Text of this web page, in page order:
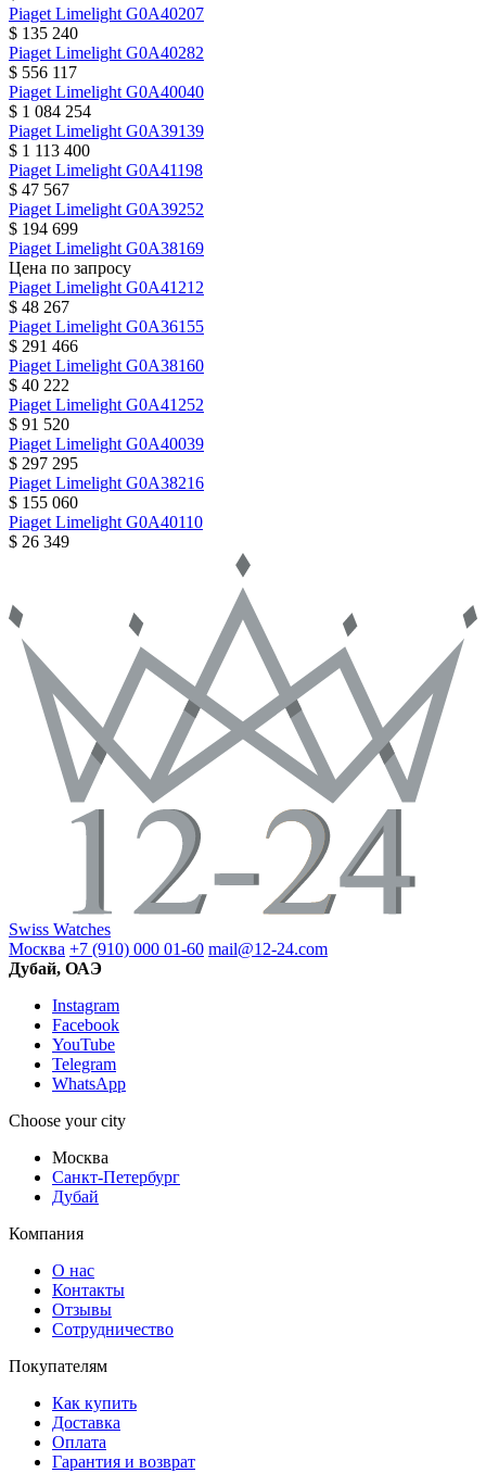
Piaget Limelight G0A40207
$ 135 240
Piaget Limelight G0A40282
$ 556 117
Piaget Limelight G0A40040
$ 1 084 254
Piaget Limelight G0A39139
$ 1 113 400
Piaget Limelight G0A41198
$ 47 567
Piaget Limelight G0A39252
$ 194 699
Piaget Limelight G0A38169
Цена по запросу
Piaget Limelight G0A41212
$ 48 267
Piaget Limelight G0A36155
$ 291 466
Piaget Limelight G0A38160
$ 40 222
Piaget Limelight G0A41252
$ 91 520
Piaget Limelight G0A40039
$ 297 295
Piaget Limelight G0A38216
$ 155 060
Piaget Limelight G0A40110
$ 26 349
Swiss Watches
Москва +7 (910) 000 01-60 mail@12-24.com
Дубай, ОАЭ
Instagram
Facebook
YouTube
Telegram
WhatsApp
Choose your city
Москва
Санкт-Петербург
Дубай
Компания
О нас
Контакты
Отзывы
Сотрудничество
Покупателям
Как купить
Доставка
Оплата
Гарантия и возврат